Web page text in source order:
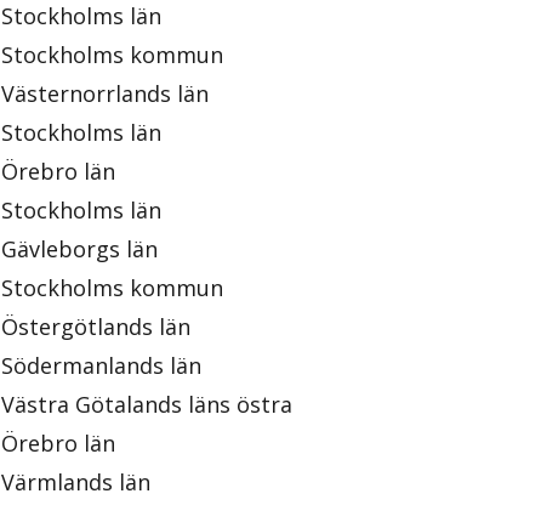
Stockholms län
Stockholms kommun
Västernorrlands län
Stockholms län
Örebro län
Stockholms län
Gävleborgs län
Stockholms kommun
Östergötlands län
Södermanlands län
Västra Götalands läns östra
Örebro län
Värmlands län